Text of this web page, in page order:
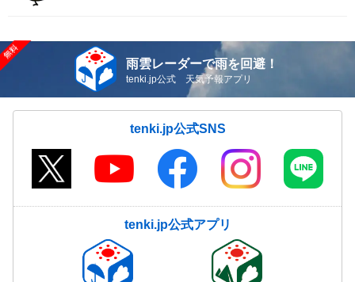
雨雲レーダーで雨を回避！
tenki.jp公式 天気予報アプリ
tenki.jp公式SNS
tenki.jp公式アプリ